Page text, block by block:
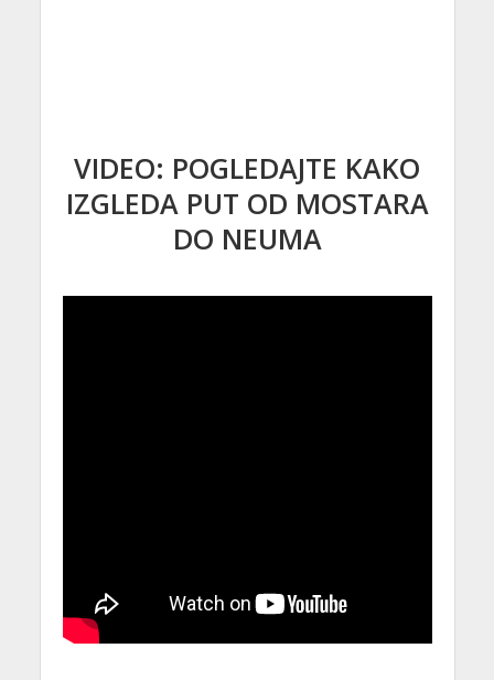
VIDEO: POGLEDAJTE KAKO
IZGLEDA PUT OD MOSTARA
DO NEUMA